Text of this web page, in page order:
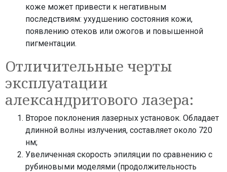
коже может привести к негативным
последствиям: ухудшению состояния кожи,
появлению отеков или ожогов и повышенной
пигментации.
Отличительные черты
эксплуатации
александритового лазера:
Второе поклонения лазерных установок. Обладает
длинной волны излучения, составляет около 720
нм;
Увеличенная скорость эпиляции по сравнению с
рубиновыми моделями (продолжительность